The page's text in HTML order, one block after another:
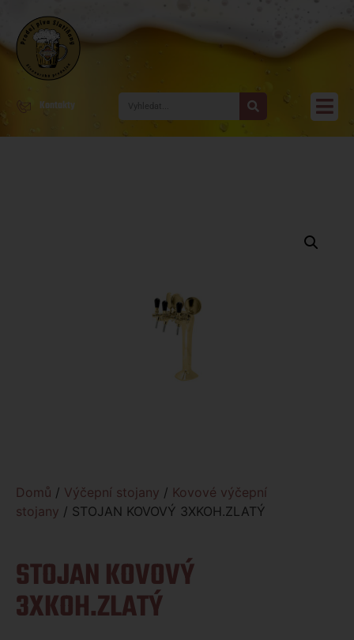
Kontakty
Domů / Výčepní stojany / Kovové výčepní
stojany / STOJAN KOVOVÝ 3XKOH.ZLATÝ
STOJAN KOVOVÝ
3XKOH.ZLATÝ